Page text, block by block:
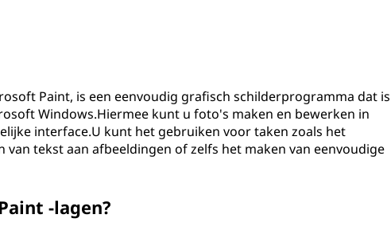
Paint, is een eenvoudig grafisch schilderprogramma dat is
Windows.Hiermee kunt u foto's maken en bewerken in
interface.U kunt het gebruiken voor taken zoals het
tekst aan afbeeldingen of zelfs het maken van eenvoudige
-lagen?